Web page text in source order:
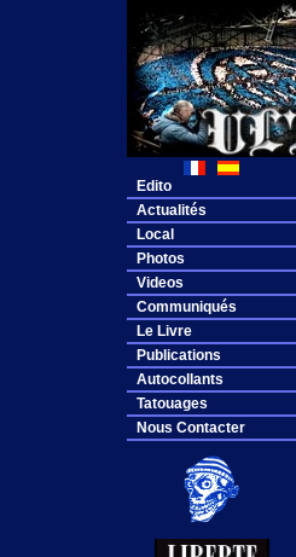
Edito
Actualités
Local
Photos
Videos
Communiqués
Le Livre
Publications
Autocollants
Tatouages
Nous Contacter